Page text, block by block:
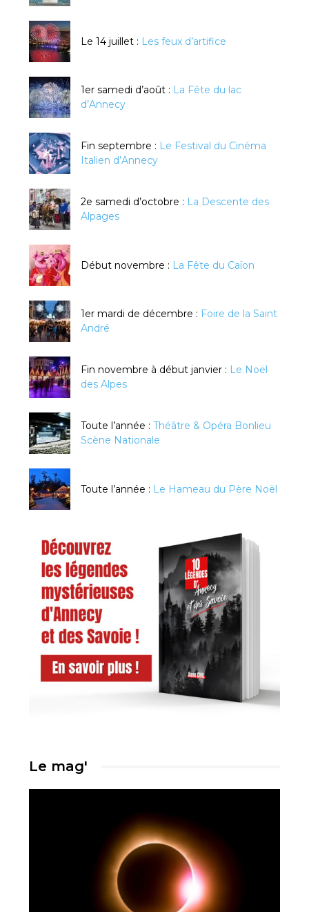
Le 14 juillet : Les feux d’artifice
1er samedi d’août : La Fête du lac
d’Annecy
Fin septembre : Le Festival du Cinéma
Italien d’Annecy
2e samedi d’octobre : La Descente des
Alpages
Début novembre : La Fête du Caïon
1er mardi de décembre : Foire de la Saint
André
Fin novembre à début janvier : Le Noël
des Alpes
Toute l’année : Théâtre & Opéra Bonlieu
Scène Nationale
Toute l’année : Le Hameau du Père Noël
Le mag'